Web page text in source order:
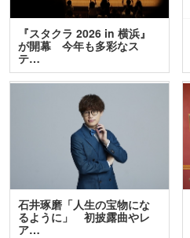
『スタクラ 2026 in 横浜』
が開幕 今年も多彩なス
テ…
石井琢磨「人生の宝物にな
るように」 初披露曲やレ
ア…